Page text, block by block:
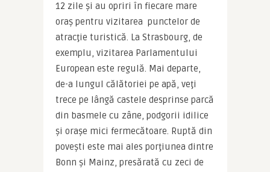
12 zile și au opriri în fiecare mare
oraș pentru vizitarea  punctelor de
atracţie turistică. La Strasbourg, de
exemplu, vizitarea Parlamentului
European este regulă. Mai departe,
de-a lungul călătoriei pe apă, veţi
trece pe lângă castele desprinse parcă
din basmele cu zâne, podgorii idilice
și orașe mici fermecătoare. Ruptă din
povești este mai ales porţiunea dintre
Bonn și Mainz, presărată cu zeci de